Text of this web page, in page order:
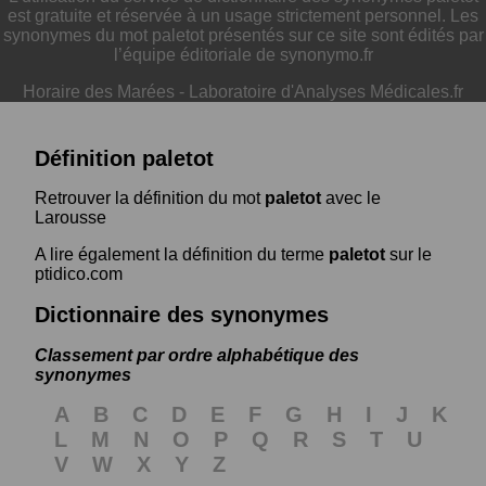
est gratuite et réservée à un usage strictement personnel. Les
synonymes du mot paletot présentés sur ce site sont édités par
l’équipe éditoriale de synonymo.fr
Horaire des Marées - Laboratoire d'Analyses Médicales.fr
Définition paletot
Retrouver la définition du mot paletot avec le
Larousse
A lire également la définition du terme paletot sur le
ptidico.com
Dictionnaire des synonymes
Classement par ordre alphabétique des
synonymes
A B C D E F G H I J
K
L
M N O P Q R S T
U
V
W X Y Z